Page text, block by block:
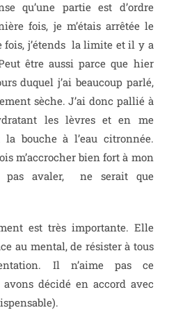
qu’une partie est d’ordre
fois, je m’étais arrêtée le
fois, j’étends la limite et il y a
être aussi parce que hier
duquel j’ai beaucoup parlé,
sèche. J’ai donc pallié à
les lèvres et en me
la bouche à l’eau citronnée.
m’accrocher bien fort à mon
pas avaler, ne serait que
est très importante. Elle
au mental, de résister à tous
Il n’aime pas ce
décidé en accord avec